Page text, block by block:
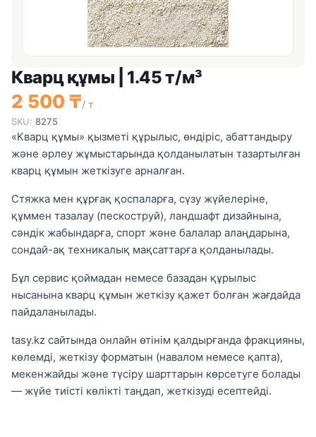
Кварц құмы | 1.45 т/м³
2 500 ₸/ т
SKU: 8275
«Кварц құмы» қызметі құрылыс, өндіріс, абаттандыру
және әрлеу жұмыстарында қолданылатын тазартылған
кварц құмын жеткізуге арналған.
Стяжка мен құрғақ қоспаларға, сүзу жүйелеріне,
құммен тазалау (пескоструй), ландшафт дизайнына,
сәндік жабындарға, спорт және балалар алаңдарына,
сондай-ақ техникалық мақсаттарға қолданылады.
Бұл сервис қоймадан немесе базадан құрылыс
нысанына кварц құмын жеткізу қажет болған жағдайда
пайдаланылады.
tasy.kz сайтында онлайн өтінім қалдырғанда фракцияны,
көлемді, жеткізу форматын (навалом немесе қапта),
мекенжайды және түсіру шарттарын көрсетуге болады
— жүйе тиісті көлікті таңдап, жеткізуді есептейді.